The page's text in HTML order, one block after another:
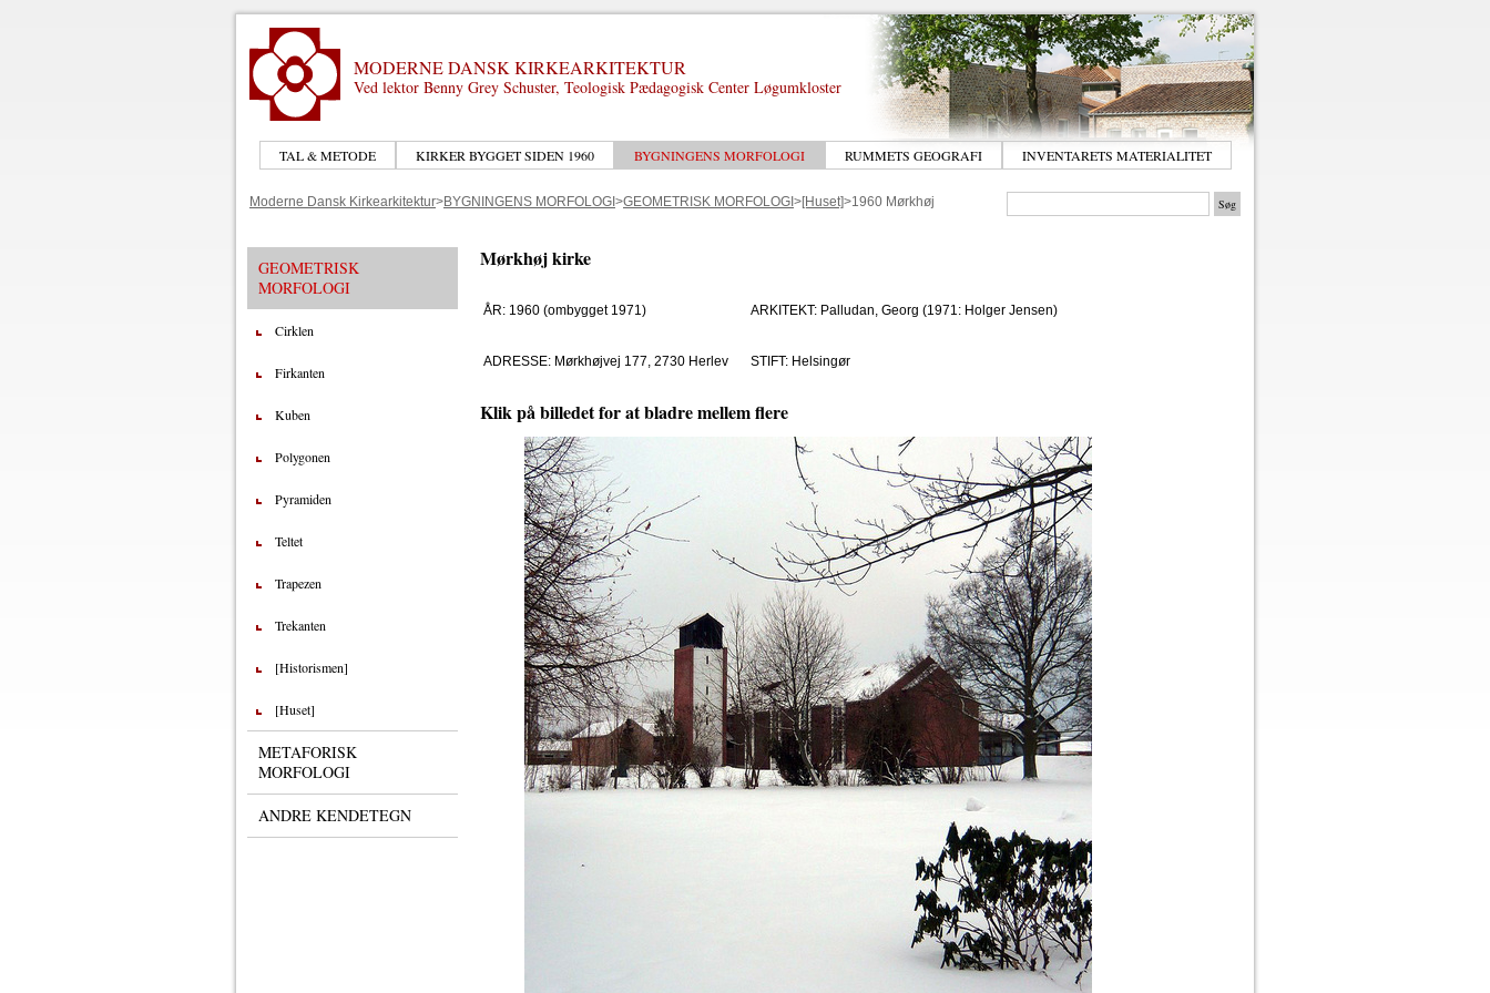
MODERNE DANSK KIRKEARKITEKTUR
Ved lektor Benny Grey Schuster, Teologisk Pædagogisk Center Løgumkloster
TAL & METODE KIRKER BYGGET SIDEN 1960 BYGNINGENS MORFOLOGI RUMMETS GEOGRAFI INVENTARETS MATERIALITET
Moderne Dansk Kirkearkitektur>BYGNINGENS MORFOLOGI >GEOMETRISK MORFOLOGI >[Huset]>1960 Mørkhøj
GEOMETRISK
MORFOLOGI
Cirklen
Firkanten
Kuben
Polygonen
Pyramiden
Teltet
Trapezen
Trekanten
[Historismen]
[Huset]
METAFORISK
MORFOLOGI
ANDRE KENDETEGN
Mørkhøj kirke
ÅR: 1960 (ombygget 1971) ARKITEKT: Palludan, Georg (1971: Holger Jensen)
ADRESSE: Mørkhøjvej 177, 2730 Herlev STIFT: Helsingør
Klik på billedet for at bladre mellem flere